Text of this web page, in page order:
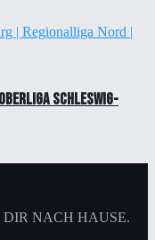
Schleswig-
NACH HAUSE.